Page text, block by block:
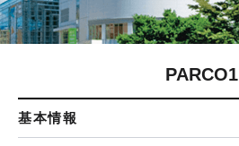
PARCO1
基本情報